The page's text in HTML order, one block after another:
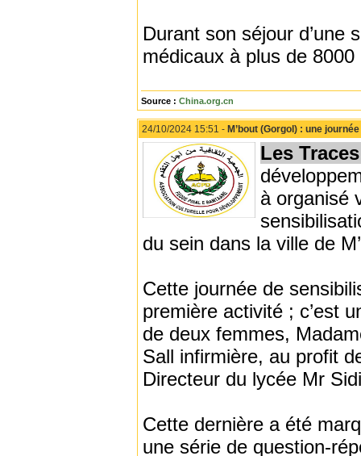
Durant son séjour d’une
médicaux à plus de
Source : China.org.cn
24/10/2024 15:51 - M’bout (Gorgol) : une
Les
à organisé
du sein dans la ville de
Cette journée de
première activité ; c’est
de deux femmes,
Sall infirmière, au profit
Directeur du lycée Mr
Cette dernière a été
une série de question-